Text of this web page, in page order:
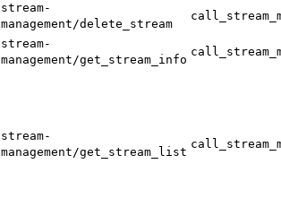
stream-
management/delete_stream
stream-
management/get_stream_info
stream-
management/get_stream_list